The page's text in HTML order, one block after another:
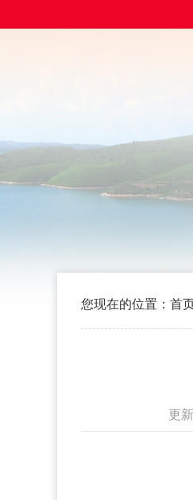
您现在的位置： 首
更